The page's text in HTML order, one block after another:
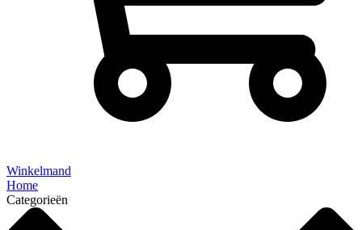
Winkelmand
Home
Categorieën